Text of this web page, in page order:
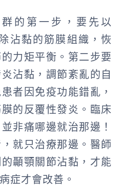
的第一步，要先以
沾黏的筋膜組織，恢
力矩平衡。第二步要
沾黏，調節紊亂的自
者因免疫功能錯亂，
的反覆性發炎。臨床
非痛哪邊就治那邊！
就只治療那邊。醫師
顳顎關節沾黏，才能
症才會改善。